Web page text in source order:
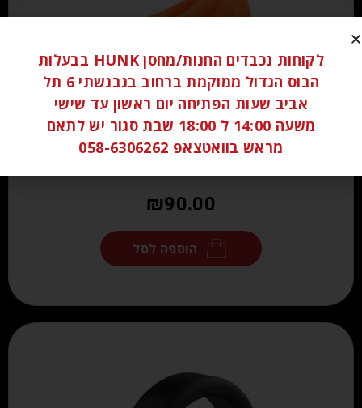
₪90.00
הוספה לסל
לקוחות נכבדים החנות/מחסן HUNK בבעלות
הבוס הגדול ממוקמת ברחוב בנבנשתי 6 תל
אביב שעות הפתיחה יום ראשון עד שישי
משעה 14:00 ל 18:00 שבת סגור יש לתאם
מראש בוואטצאפ 058-6306262